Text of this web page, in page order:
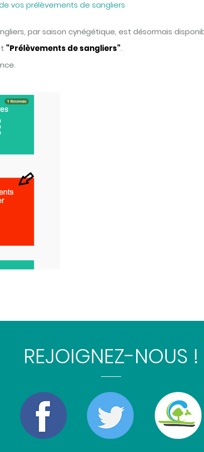
vos prélèvements de sangliers
par saison cynégétique, est désormais
"Prélèvements de sangliers".
REJOIGNEZ-NOUS !